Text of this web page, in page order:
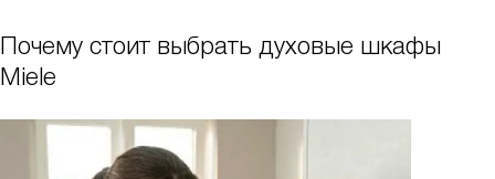
Почему стоит выбрать духовые шкафы
Miele